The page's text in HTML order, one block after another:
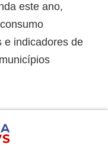
este ano,
e indicadores de